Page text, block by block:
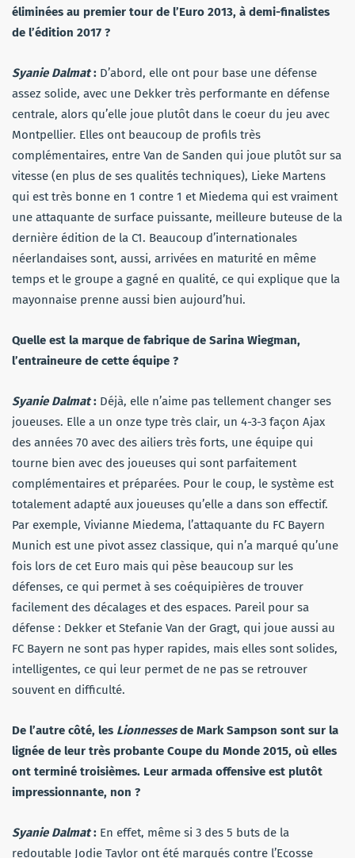
éliminées au premier tour de l’Euro 2013, à demi-finalistes
de l’édition 2017 ?
Syanie Dalmat: D’abord, elle ont pour base une défense
assez solide, avec une Dekker très performante en défense
centrale, alors qu’elle joue plutôt dans le coeur du jeu avec
Montpellier. Elles ont beaucoup de profils très
complémentaires, entre Van de Sanden qui joue plutôt sur sa
vitesse (en plus de ses qualités techniques), Lieke Martens
qui est très bonne en 1 contre 1 et Miedema qui est vraiment
une attaquante de surface puissante, meilleure buteuse de la
dernière édition de la C1. Beaucoup d’internationales
néerlandaises sont, aussi, arrivées en maturité en même
temps et le groupe a gagné en qualité, ce qui explique que la
mayonnaise prenne aussi bien aujourd’hui.
Quelle est la marque de fabrique de Sarina Wiegman,
l’entraineure de cette équipe ?
Syanie Dalmat: Déjà, elle n’aime pas tellement changer ses
joueuses. Elle a un onze type très clair, un 4-3-3 façon Ajax
des années 70 avec des ailiers très forts, une équipe qui
tourne bien avec des joueuses qui sont parfaitement
complémentaires et préparées. Pour le coup, le système est
totalement adapté aux joueuses qu’elle a dans son effectif.
Par exemple, Vivianne Miedema, l’attaquante du FC Bayern
Munich est une pivot assez classique, qui n’a marqué qu’une
fois lors de cet Euro mais qui pèse beaucoup sur les
défenses, ce qui permet à ses coéquipières de trouver
facilement des décalages et des espaces. Pareil pour sa
défense : Dekker et Stefanie Van der Gragt, qui joue aussi au
FC Bayern ne sont pas hyper rapides, mais elles sont solides,
intelligentes, ce qui leur permet de ne pas se retrouver
souvent en difficulté.
De l’autre côté, les Lionnessesde Mark Sampson sont sur la
lignée de leur très probante Coupe du Monde 2015, où elles
ont terminé troisièmes. Leur armada offensive est plutôt
impressionnante, non ?
Syanie Dalmat: En effet, même si 3 des 5 buts de la
redoutable Jodie Taylor ont été marqués contre l’Ecosse